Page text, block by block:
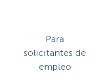
Para
solicitantes de
empleo